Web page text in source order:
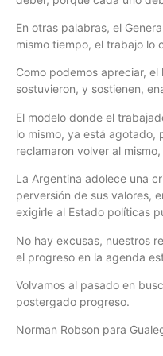
En otras palabras, el
mismo tiempo, el trabajo lo
Como podemos apreciar,
sostuvieron, y sostienen,
El modelo donde el
lo mismo, ya está agotado,
reclamaron volver al
La Argentina adolece una
perversión de sus valores,
exigirle al Estado políticas
No hay excusas, nuestros
el progreso en la agenda
Volvamos al pasado en
postergado progreso.
Norman Robson para